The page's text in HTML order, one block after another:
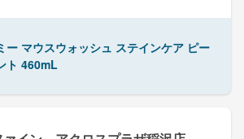
ー マウスウォッシュ ステインケア ピー
ト 460mL